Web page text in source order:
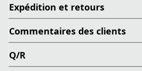
Expédition et retours
Commentaires des clients
Q/R